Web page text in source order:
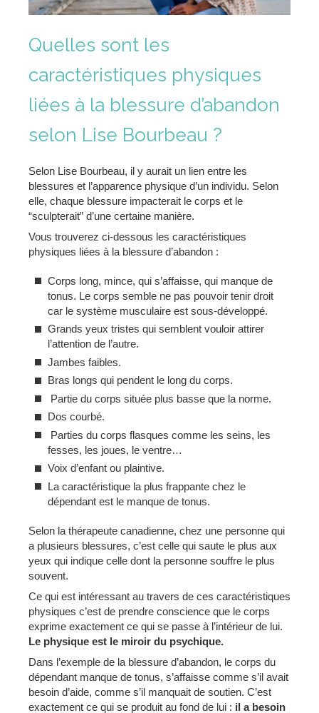
Quelles sont les
caractéristiques physiques
liées à la blessure d’abandon
selon Lise Bourbeau ?
Selon Lise Bourbeau, il y aurait un lien entre les
blessures et l’apparence physique d’un individu. Selon
elle, chaque blessure impacterait le corps et le
“sculpterait” d’une certaine manière.
Vous trouverez ci-dessous les caractéristiques
physiques liées à la blessure d’abandon :
Corps long, mince, qui s’affaisse, qui manque de
tonus. Le corps semble ne pas pouvoir tenir droit
car le système musculaire est sous-développé.
Grands yeux tristes qui semblent vouloir attirer
l’attention de l’autre.
Jambes faibles.
Bras longs qui pendent le long du corps.
Partie du corps située plus basse que la norme.
Dos courbé.
Parties du corps flasques comme les seins, les
fesses, les joues, le ventre…
Voix d’enfant ou plaintive.
La caractéristique la plus frappante chez le
dépendant est le manque de tonus.
Selon la thérapeute canadienne, chez une personne qui
a plusieurs blessures, c’est celle qui saute le plus aux
yeux qui indique celle dont la personne souffre le plus
souvent.
Ce qui est intéressant au travers de ces caractéristiques
physiques c’est de prendre conscience que le corps
exprime exactement ce qui se passe à l’intérieur de lui.
Le physique est le miroir du psychique.
Dans l’exemple de la blessure d’abandon, le corps du
dépendant manque de tonus, s’affaisse comme s’il avait
besoin d’aide, comme s’il manquait de soutien. C’est
exactement ce qui se produit au fond de lui : il a besoin